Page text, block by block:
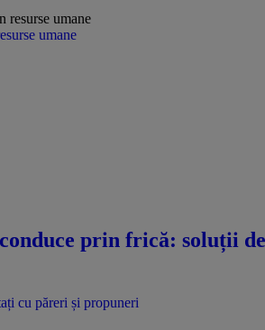
umane
prin frică: soluții
cu păreri și propuneri